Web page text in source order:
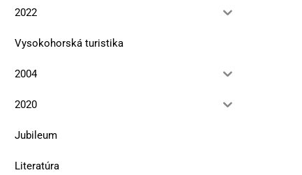
2022
Vysokohorská turistika
2004
2020
Jubileum
Literatúra